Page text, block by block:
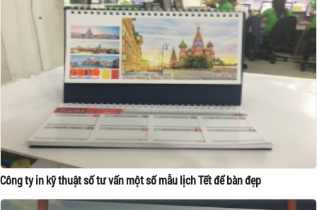
Công ty in kỹ thuật số tư vấn một số mẫu lịch Tết để bàn đẹp